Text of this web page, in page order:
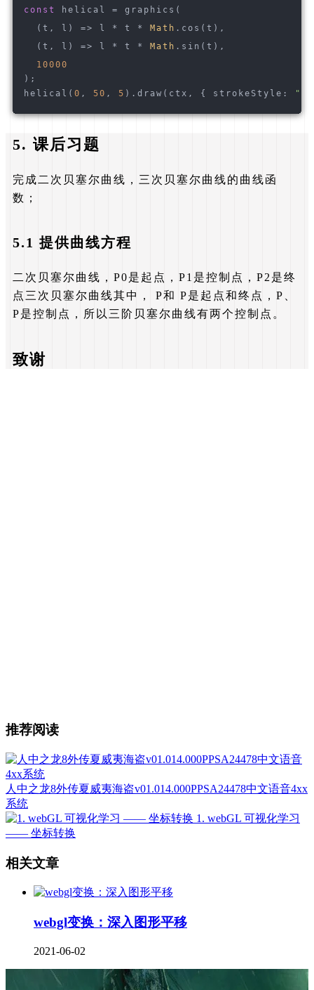
const
helical = graphics(
( t, l ) => l * t * Math .cos(t),
( t, l ) => l * t * Math .sin(t),
10000
);
helical( 0 , 50 , 5 ).draw(ctx, { strokeStyle:
5. 课后习题
完成二次贝塞尔曲线，三次贝塞尔曲线的曲线函
数；
5.1 提供曲线方程
二次贝塞尔曲线，P0是起点，P1是控制点，P2是终
点 三次贝塞尔曲线其中， P和 P是起点和终点，P、
P是控制点，所以三阶贝塞尔曲线有两个控制点。
致谢
推荐阅读
人中之龙8外传夏威夷海盗v01.014.000PPSA24478中文语音4xx
系统
1. webGL 可视化学习
—— 坐标转换
相关文章
webgl变换：深入图形平移
2021-06-02